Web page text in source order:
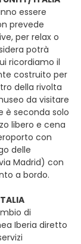
essere
prevede
per relax o
potrà
ricordiamo il
costruito per
della rivolta
da visitare
è seconda solo
libero e cena
con
delle
Madrid) con
a bordo.
di
Iberia diretto